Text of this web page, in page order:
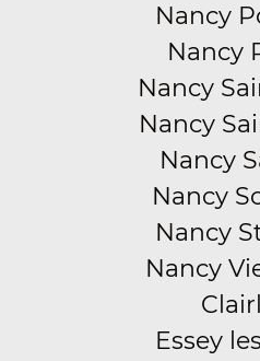
Nancy
Nancy
Nancy
Nancy
Nancy
Nancy
Nancy
Nancy
Essey